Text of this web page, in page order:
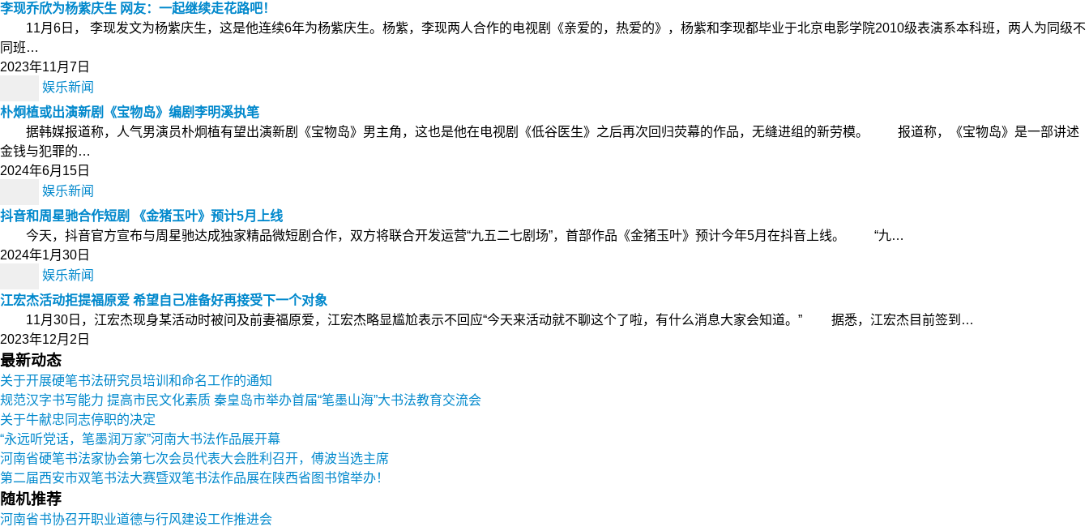
李现乔欣为杨紫庆生 网友：一起继续走花路吧！
11月6日， 李现发文为杨紫庆生，这是他连续6年为杨紫庆生。杨紫，李现两人合作的电视剧《亲爱的，热爱的》，杨紫和李现都毕业于北京电影学院2010级表演系本科班，两人为同级不
同班…
2023年11月7日
娱乐新闻
朴炯植或出演新剧《宝物岛》编剧李明溪执笔
据韩媒报道称，人气男演员朴炯植有望出演新剧《宝物岛》男主角，这也是他在电视剧《低谷医生》之后再次回归荧幕的作品，无缝进组的新劳模。 报道称，《宝物岛》是一部讲述
金钱与犯罪的…
2024年6月15日
娱乐新闻
抖音和周星驰合作短剧 《金猪玉叶》预计5月上线
今天，抖音官方宣布与周星驰达成独家精品微短剧合作，双方将联合开发运营“九五二七剧场”，首部作品《金猪玉叶》预计今年5月在抖音上线。 “九…
2024年1月30日
娱乐新闻
江宏杰活动拒提福原爱 希望自己准备好再接受下一个对象
11月30日，江宏杰现身某活动时被问及前妻福原爱，江宏杰略显尴尬表示不回应“今天来活动就不聊这个了啦，有什么消息大家会知道。” 据悉，江宏杰目前签到…
2023年12月2日
最新动态
关于开展硬笔书法研究员培训和命名工作的通知
规范汉字书写能力 提高市民文化素质 秦皇岛市举办首届“笔墨山海”大书法教育交流会
关于牛献忠同志停职的决定
“永远听党话，笔墨润万家”河南大书法作品展开幕
河南省硬笔书法家协会第七次会员代表大会胜利召开，傅波当选主席
第二届西安市双笔书法大赛暨双笔书法作品展在陕西省图书馆举办！
随机推荐
河南省书协召开职业道德与行风建设工作推进会